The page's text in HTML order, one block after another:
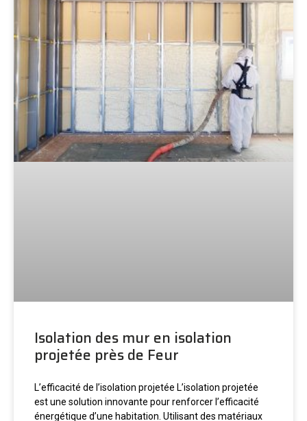
Isolation des mur en isolation
projetée près de Feur
L’efficacité de l’isolation projetée L’isolation projetée
est une solution innovante pour renforcer l’efficacité
énergétique d’une habitation. Utilisant des matériaux